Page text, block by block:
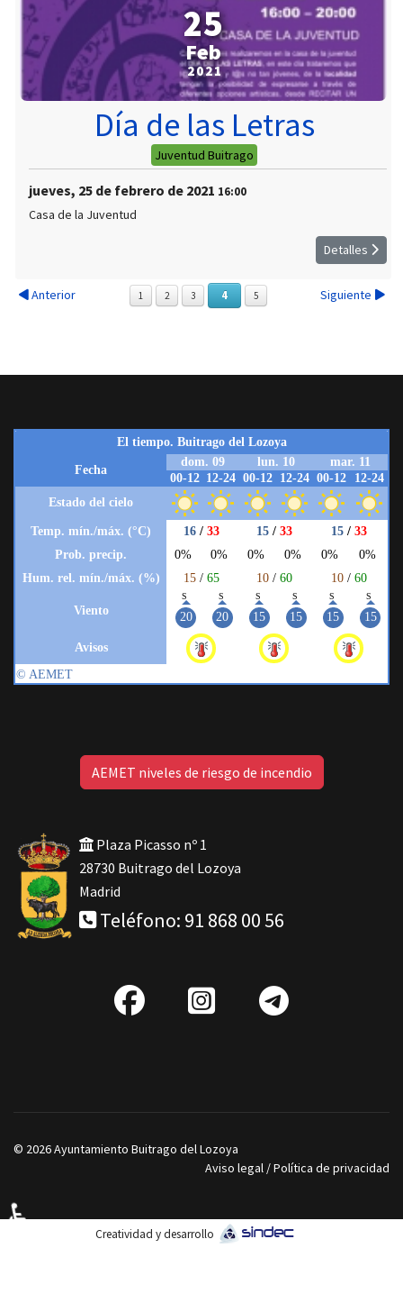
25
Feb
2021
Día de las Letras
Juventud Buitrago
jueves, 25 de febrero de 2021 16:00
Casa de la Juventud
Detalles
Anterior 1 2 3 4 5 Siguiente
AEMET niveles de riesgo de incendio
Plaza Picasso nº 1
28730 Buitrago del Lozoya
Madrid
Teléfono: 91 868 00 56
fab
IG
© 2026 Ayuntamiento Buitrago del Lozoya
Aviso legal /Política de privacidad
Creatividad y desarrollo